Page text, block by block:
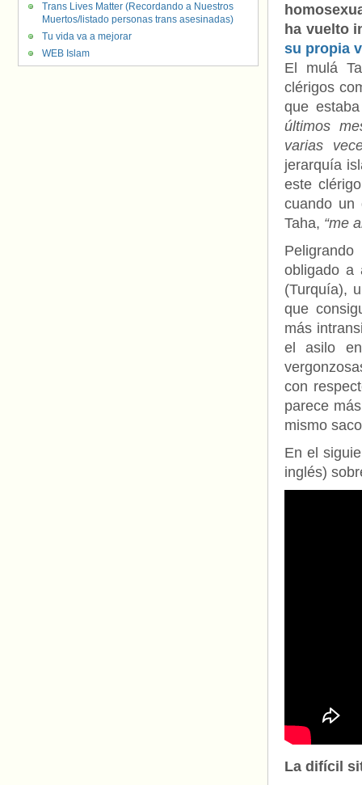
ha vuelto
su propia
El mulá
clérigos
que
últimos
varias
jerarquía
este
cuando un
Taha, “me
obligado a
(Turquía),
que
más
el asilo
con
parece
mismo
En el
inglés)
La difícil
Trans Lives Matter (Recordando a Nuestros
Muertos/listado personas trans asesinadas)
Tu vida va a mejorar
WEB Islam